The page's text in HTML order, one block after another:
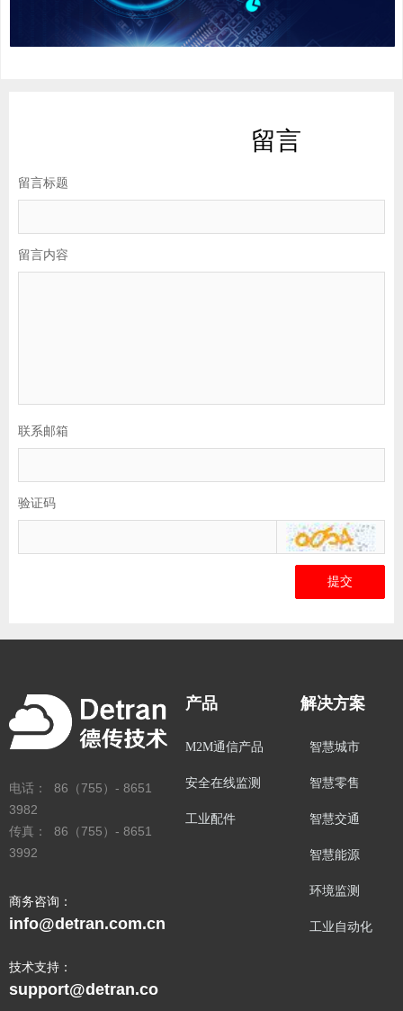
留言
留言标题
留言内容
联系邮箱
验证码
提交
电话： 86（755）- 8651
3982
传真： 86（755）- 8651
3992
商务咨询：
info@detran.com.cn
技术支持：
support@detran.co
产品
M2M通信产品
安全在线监测
工业配件
智慧城市
智慧零售
智慧交通
智慧能源
环境监测
工业自动化
解决方案